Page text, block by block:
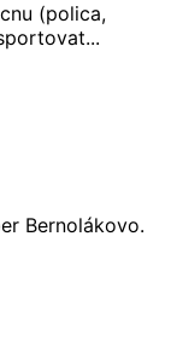
(polica,
Bernolákovo.